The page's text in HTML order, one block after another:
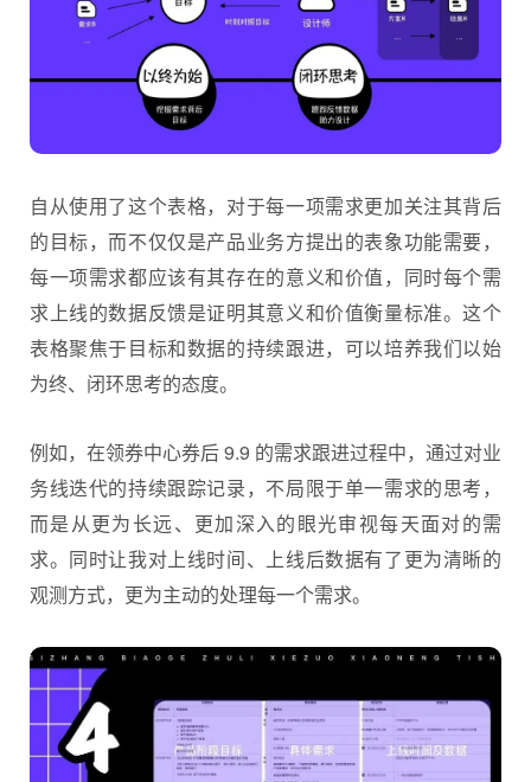
自从使用了这个表格，对于每一项需求更加关注其背后
的目标，而不仅仅是产品业务方提出的表象功能需要，
每一项需求都应该有其存在的意义和价值，同时每个需
求上线的数据反馈是证明其意义和价值衡量标准。这个
表格聚焦于目标和数据的持续跟进，可以培养我们以始
为终、闭环思考的态度。
例如，在领券中心券后 9.9 的需求跟进过程中，通过对业
务线迭代的持续跟踪记录，不局限于单一需求的思考，
而是从更为长远、更加深入的眼光审视每天面对的需
求。同时让我对上线时间、上线后数据有了更为清晰的
观测方式，更为主动的处理每一个需求。